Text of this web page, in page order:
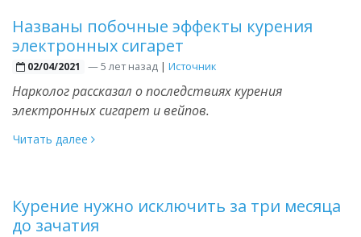
Названы побочные эффекты курения
электронных сигарет
02/04/2021 —5 лет назад | Источник
Нарколог рассказал о последствиях курения
электронных сигарет и вейпов.
Читать далее
Курение нужно исключить за три месяца
до зачатия